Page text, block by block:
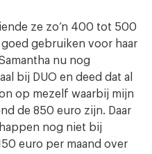
ze zo’n 400 tot 500
gebruiken voor haar
nu nog
bij DUO en deed dat al
op mezelf waarbij mijn
de 850 euro zijn. Daar
nog niet bij
euro per maand over